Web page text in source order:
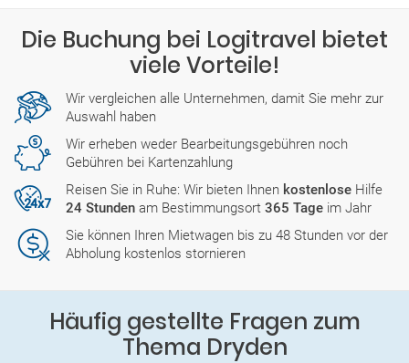
Die Buchung bei Logitravel bietet
viele Vorteile!
Wir vergleichen alle Unternehmen, damit Sie mehr zur
Auswahl haben
Wir erheben weder Bearbeitungsgebühren noch
Gebühren bei Kartenzahlung
Reisen Sie in Ruhe: Wir bieten Ihnen kostenlose Hilfe
24 Stunden am Bestimmungsort 365 Tage im Jahr
Sie können Ihren Mietwagen bis zu 48 Stunden vor der
Abholung kostenlos stornieren
Häufig gestellte Fragen zum
Thema Dryden